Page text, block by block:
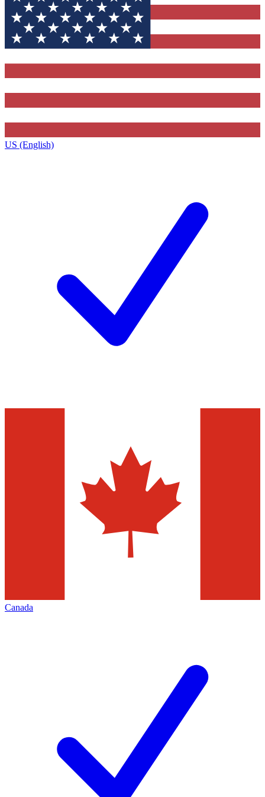
US (English)
Canada